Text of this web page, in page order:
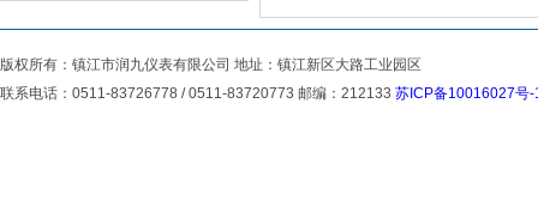
版权所有：镇江市润九仪表有限公司 地址：镇江新区大路工业园区
联系电话：0511-83726778 / 0511-83720773 邮编：212133 苏ICP备10016027号-